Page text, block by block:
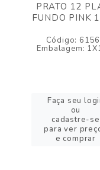
PRATO 12
FUNDO PINK
Código:
Embalagem:
Faça seu
ou
cadastre-se
para ver
e comprar